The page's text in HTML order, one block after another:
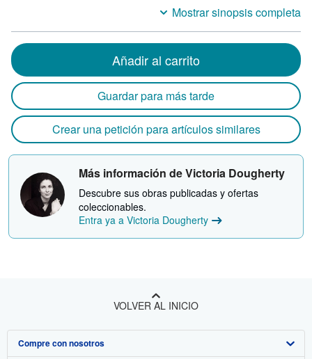
Mostrar sinopsis completa
Añadir al carrito
Guardar para más tarde
Crear una petición para artículos similares
Más información de Victoria Dougherty
Descubre sus obras publicadas y ofertas
coleccionables.
Entra ya a Victoria Dougherty
VOLVER AL INICIO
Compre con nosotros